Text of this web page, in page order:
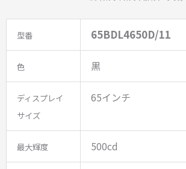
型番 65BDL4650D/11
色 黒
ディスプレイ
サイズ
65インチ
最大輝度 500cd